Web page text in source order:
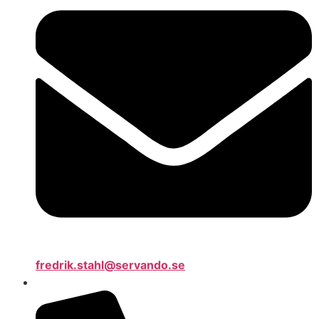
fredrik.stahl@servando.se